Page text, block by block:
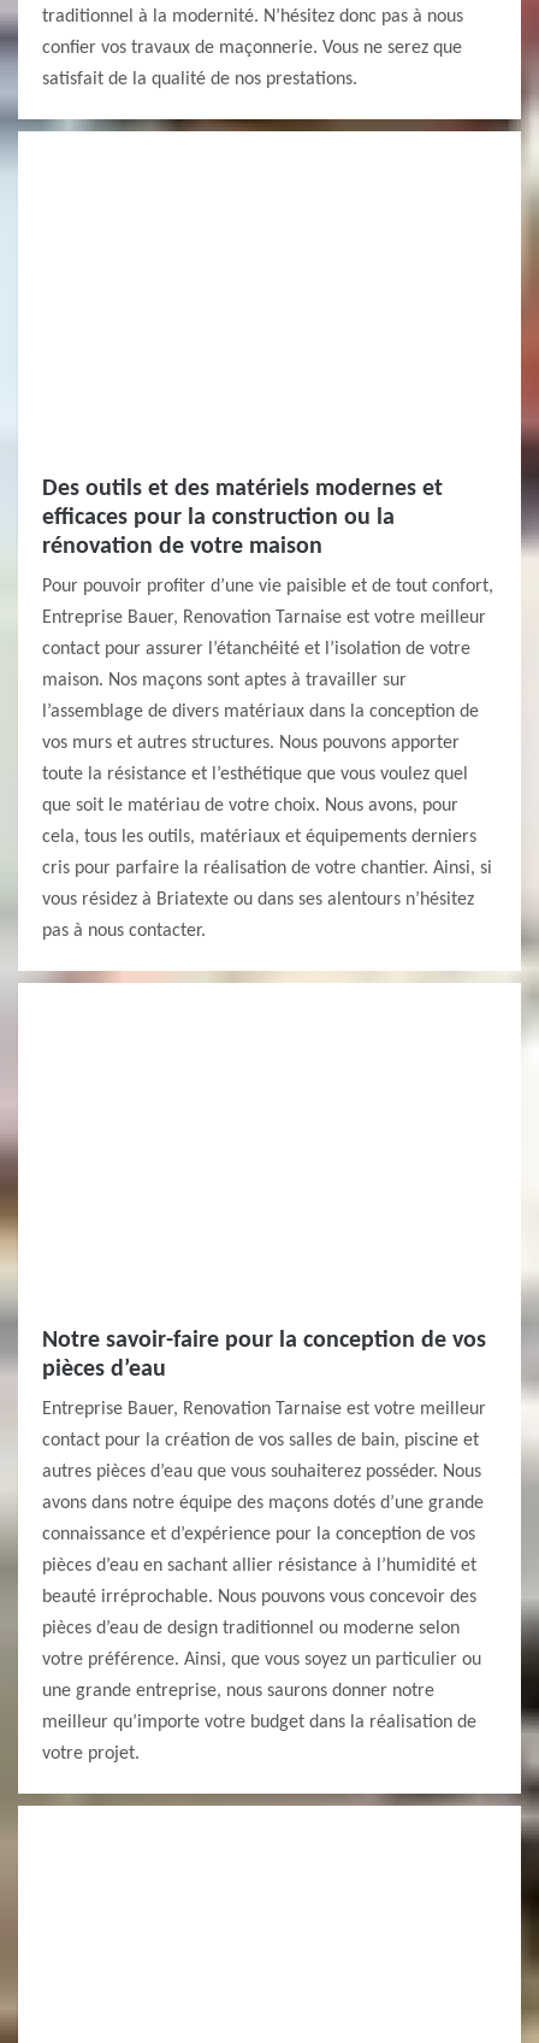
traditionnel à la modernité. N’hésitez donc pas à nous
confier vos travaux de maçonnerie. Vous ne serez que
satisfait de la qualité de nos prestations.
Des outils et des matériels modernes et
efficaces pour la construction ou la
rénovation de votre maison
Pour pouvoir profiter d’une vie paisible et de tout confort,
Entreprise Bauer, Renovation Tarnaise est votre meilleur
contact pour assurer l’étanchéité et l’isolation de votre
maison. Nos maçons sont aptes à travailler sur
l’assemblage de divers matériaux dans la conception de
vos murs et autres structures. Nous pouvons apporter
toute la résistance et l’esthétique que vous voulez quel
que soit le matériau de votre choix. Nous avons, pour
cela, tous les outils, matériaux et équipements derniers
cris pour parfaire la réalisation de votre chantier. Ainsi, si
vous résidez à Briatexte ou dans ses alentours n’hésitez
pas à nous contacter.
Notre savoir-faire pour la conception de vos
pièces d’eau
Entreprise Bauer, Renovation Tarnaise est votre meilleur
contact pour la création de vos salles de bain, piscine et
autres pièces d’eau que vous souhaiterez posséder. Nous
avons dans notre équipe des maçons dotés d’une grande
connaissance et d’expérience pour la conception de vos
pièces d’eau en sachant allier résistance à l’humidité et
beauté irréprochable. Nous pouvons vous concevoir des
pièces d’eau de design traditionnel ou moderne selon
votre préférence. Ainsi, que vous soyez un particulier ou
une grande entreprise, nous saurons donner notre
meilleur qu’importe votre budget dans la réalisation de
votre projet.